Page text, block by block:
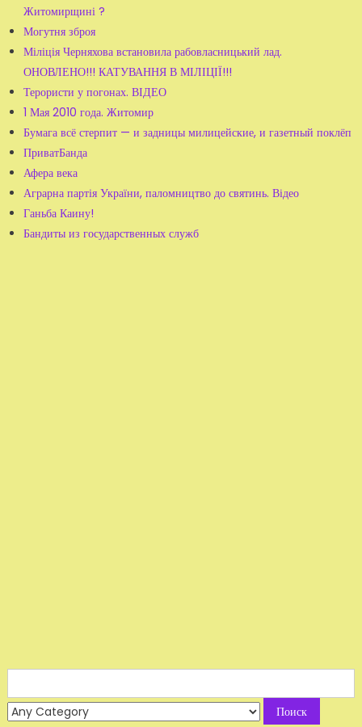
Житомирщині ?
Могутня зброя
Міліція Черняхова встановила рабовласницький лад.
ОНОВЛЕНО!!! КАТУВАННЯ В МІЛІЦІЇ!!!
Терористи у погонах. ВІДЕО
1 Мая 2010 года. Житомир
Бумага всё стерпит — и задницы милицейские, и газетный поклёп
ПриватБанда
Афера века
Аграрна партія України, паломництво до святинь. Відео
Ганьба Каину!
Бандиты из государственных служб
for: